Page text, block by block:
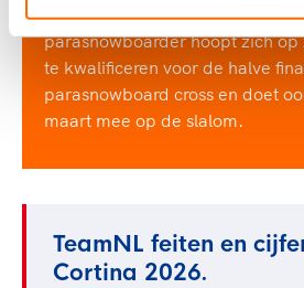
Het is voor hem een droom die
parasnowboarder hoopt zich op
te kwalificeren voor de halve
parasnowboard cross en doet
maart mee op de slalom.
TeamNL feiten en
Cortina 2026.